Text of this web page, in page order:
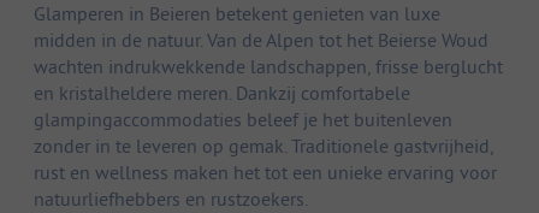
Glamperen in Beieren betekent genieten van luxe
midden in de natuur. Van de Alpen tot het Beierse Woud
wachten indrukwekkende landschappen, frisse berglucht
en kristalheldere meren. Dankzij comfortabele
glampingaccommodaties beleef je het buitenleven
zonder in te leveren op gemak. Traditionele gastvrijheid,
rust en wellness maken het tot een unieke ervaring voor
natuurliefhebbers en rustzoekers.